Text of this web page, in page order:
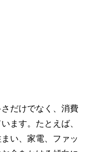
だけでなく、消費
ます。たとえば、
い、家電、ファッ